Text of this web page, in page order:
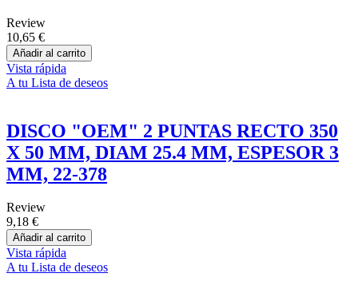
Review
10,65 €
Añadir al carrito
Vista rápida
A tu Lista de deseos
DISCO "OEM" 2 PUNTAS RECTO 350
X 50 MM, DIAM 25.4 MM, ESPESOR 3
MM, 22-378
Review
9,18 €
Añadir al carrito
Vista rápida
A tu Lista de deseos